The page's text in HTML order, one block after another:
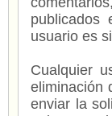
usuario es
Cualquier
eliminación
enviar la